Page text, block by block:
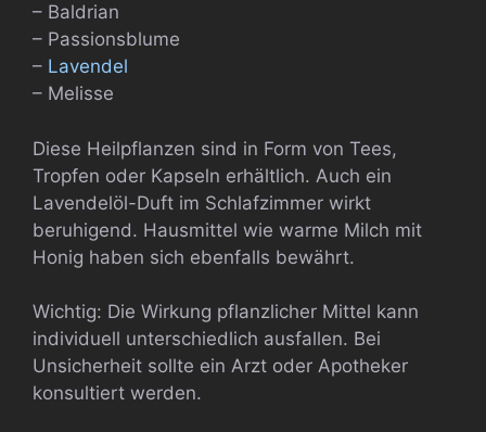
– Baldrian
– Passionsblume
– Lavendel
– Melisse
Diese Heilpflanzen sind in Form von Tees,
Tropfen oder Kapseln erhältlich. Auch ein
Lavendelöl-Duft im Schlafzimmer wirkt
beruhigend. Hausmittel wie warme Milch mit
Honig haben sich ebenfalls bewährt.
Wichtig: Die Wirkung pflanzlicher Mittel kann
individuell unterschiedlich ausfallen. Bei
Unsicherheit sollte ein Arzt oder Apotheker
konsultiert werden.